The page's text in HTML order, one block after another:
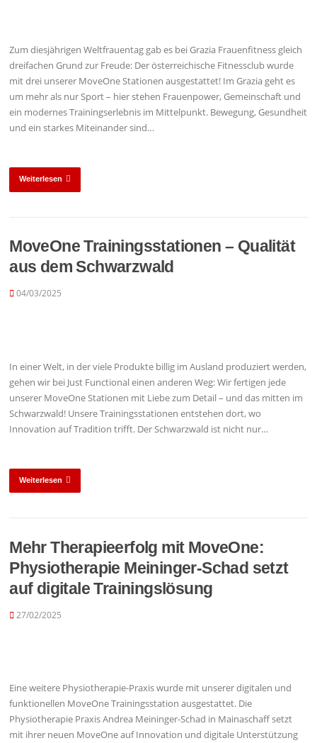
Zum diesjährigen Weltfrauentag gab es bei Grazia Frauenfitness gleich
dreifachen Grund zur Freude: Der österreichische Fitnessclub wurde
mit drei unserer MoveOne Stationen ausgestattet! Im Grazia geht es
um mehr als nur Sport – hier stehen Frauenpower, Gemeinschaft und
ein modernes Trainingserlebnis im Mittelpunkt. Bewegung, Gesundheit
und ein starkes Miteinander sind…
Weiterlesen
MoveOne Trainingsstationen – Qualität
aus dem Schwarzwald
04/03/2025
In einer Welt, in der viele Produkte billig im Ausland produziert werden,
gehen wir bei Just Functional einen anderen Weg: Wir fertigen jede
unserer MoveOne Stationen mit Liebe zum Detail – und das mitten im
Schwarzwald! Unsere Trainingsstationen entstehen dort, wo
Innovation auf Tradition trifft. Der Schwarzwald ist nicht nur…
Weiterlesen
Mehr Therapieerfolg mit MoveOne:
Physiotherapie Meininger-Schad setzt
auf digitale Trainingslösung
27/02/2025
Eine weitere Physiotherapie-Praxis wurde mit unserer digitalen und
funktionellen MoveOne Trainingsstation ausgestattet. Die
Physiotherapie Praxis Andrea Meininger-Schad in Mainaschaff setzt
mit ihrer neuen MoveOne auf Innovation und digitale Unterstützung